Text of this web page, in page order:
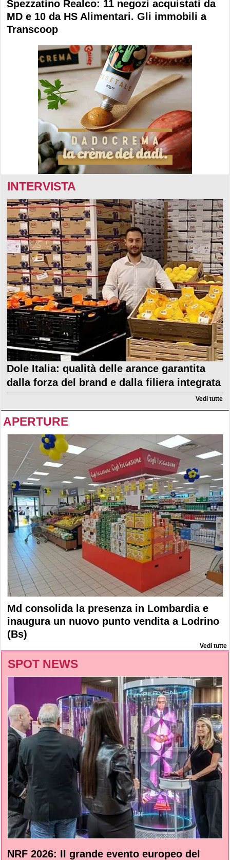
Spezzatino Realco: 11 negozi acquistati da
MD e 10 da HS Alimentari. Gli immobili a
Transcoop
INTERVISTA
Dole Italia: qualità delle arance garantita
dalla forza del brand e dalla filiera integrata
Vedi tutte
APERTURE
Md consolida la presenza in Lombardia e
inaugura un nuovo punto vendita a Lodrino
(Bs)
Vedi tutte
SPOT NEWS
NRF 2026: Il grande evento europeo del